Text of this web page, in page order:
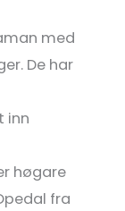
med
De har
inn
høgare
fra